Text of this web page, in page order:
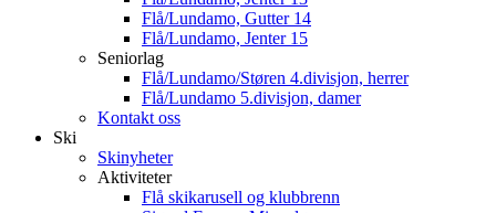
Flå/Lundamo, Gutter 14
Flå/Lundamo, Jenter 15
Seniorlag
Flå/Lundamo/Støren 4.divisjon, herrer
Flå/Lundamo 5.divisjon, damer
Kontakt oss
Ski
Skinyheter
Aktiviteter
Flå skikarusell og klubbrenn